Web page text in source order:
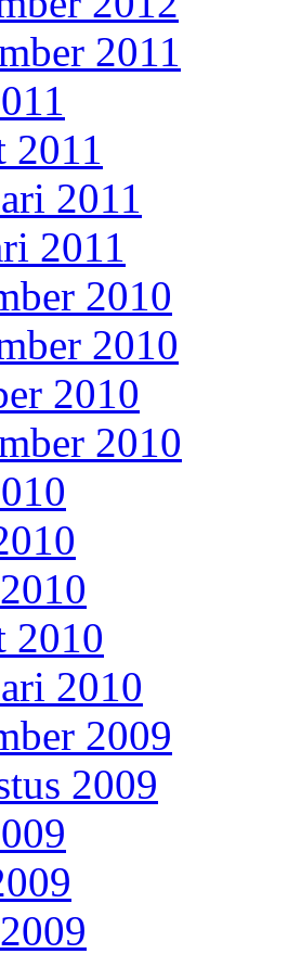
2011
2011
2011
2011
2010
2010
2010
2010
2010
2010
2009
2009